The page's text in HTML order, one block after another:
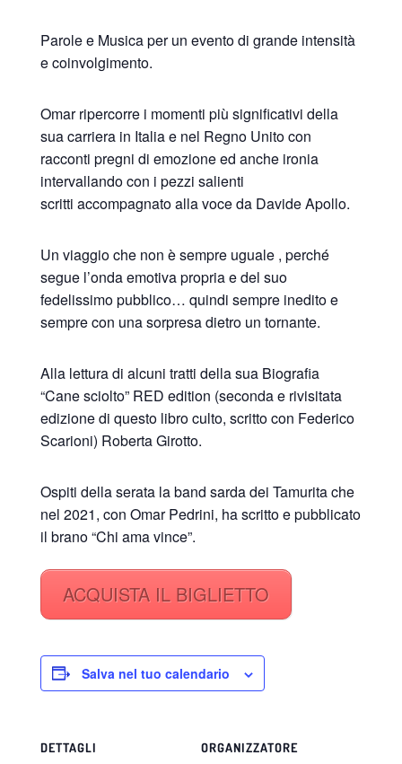
Parole e Musica per un evento di grande intensità
e coinvolgimento.
Omar ripercorre i momenti più significativi della
sua carriera in Italia e nel Regno Unito con
racconti pregni di emozione ed anche ironia
intervallando con i pezzi salienti
scritti accompagnato alla voce da Davide Apollo.
Un viaggio che non è sempre uguale , perché
segue l’onda emotiva propria e del suo
fedelissimo pubblico… quindi sempre inedito e
sempre con una sorpresa dietro un tornante.
Alla lettura di alcuni tratti della sua Biografia
“Cane sciolto” RED edition (seconda e rivisitata
edizione di questo libro culto, scritto con Federico
Scarioni) Roberta Girotto.
Ospiti della serata la band sarda dei Tamurita che
nel 2021, con Omar Pedrini, ha scritto e pubblicato
il brano “Chi ama vince”.
ACQUISTA IL BIGLIETTO
Salva nel tuo calendario
DETTAGLI ORGANIZZATORE